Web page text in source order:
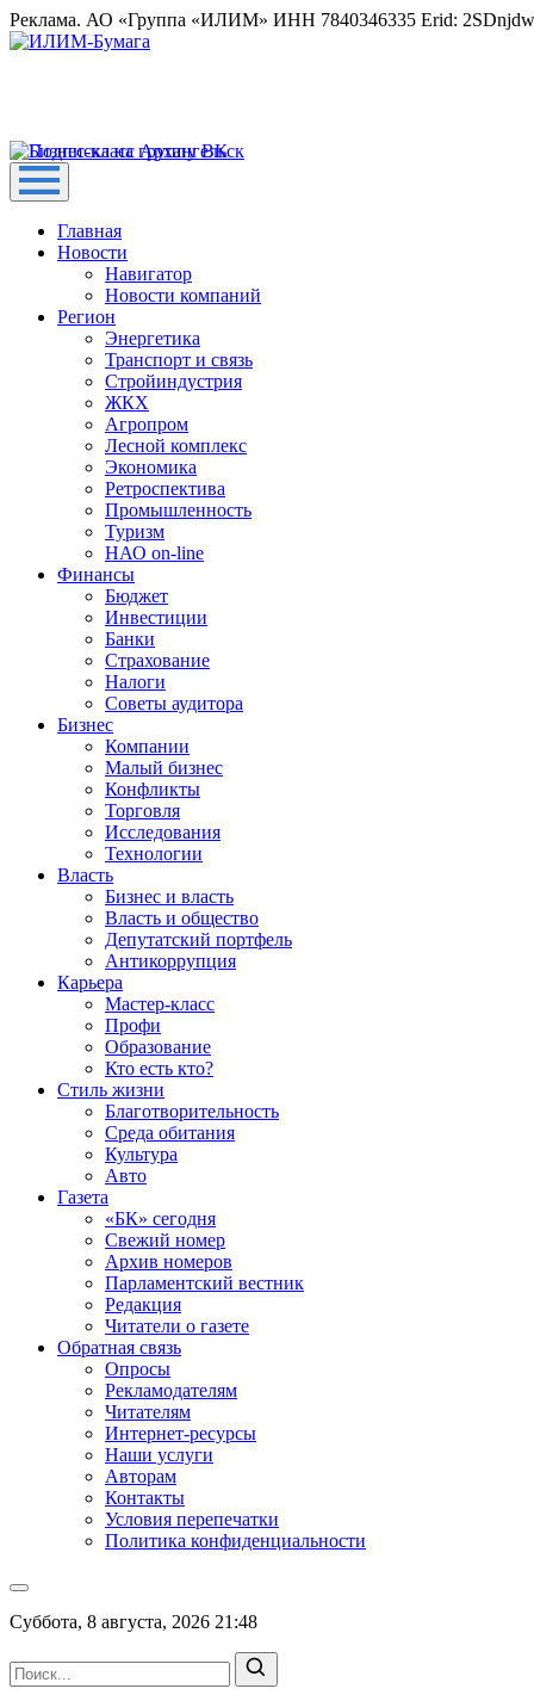
Реклама. АО «Группа «ИЛИМ» ИНН 7840346335 Erid:
Главная
Новости
Навигатор
Новости компаний
Регион
Энергетика
Транспорт и связь
Стройиндустрия
ЖКХ
Агропром
Лесной комплекс
Экономика
Ретроспектива
Промышленность
Туризм
НАО on-line
Финансы
Бюджет
Инвестиции
Банки
Страхование
Налоги
Советы аудитора
Бизнес
Компании
Малый бизнес
Конфликты
Торговля
Исследования
Технологии
Власть
Бизнес и власть
Власть и общество
Депутатский портфель
Антикоррупция
Карьера
Мастер-класс
Профи
Образование
Кто есть кто?
Стиль жизни
Благотворительность
Среда обитания
Культура
Авто
Газета
«БК» сегодня
Свежий номер
Архив номеров
Парламентский вестник
Редакция
Читатели о газете
Обратная связь
Опросы
Рекламодателям
Читателям
Интернет-ресурсы
Наши услуги
Авторам
Контакты
Условия перепечатки
Политика конфиденциальности
Суббота, 8 августа, 2026 21:48